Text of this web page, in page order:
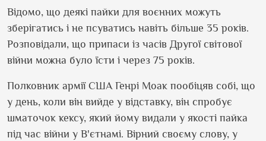
Відомо, що деякі пайки для воєнних можуть
зберігатись і не псуватись навіть більше 35 років.
Розповідали, що припаси із часів Другої світової
війни можна було їсти і через 75 років.
Полковник армії США Генрі Моак пообіцяв собі, що
у день, коли він вийде у відставку, він спробує
шматочок кексу, який йому видали у якості пайка
під час війни у В'єтнамі. Вірний своєму слову, у